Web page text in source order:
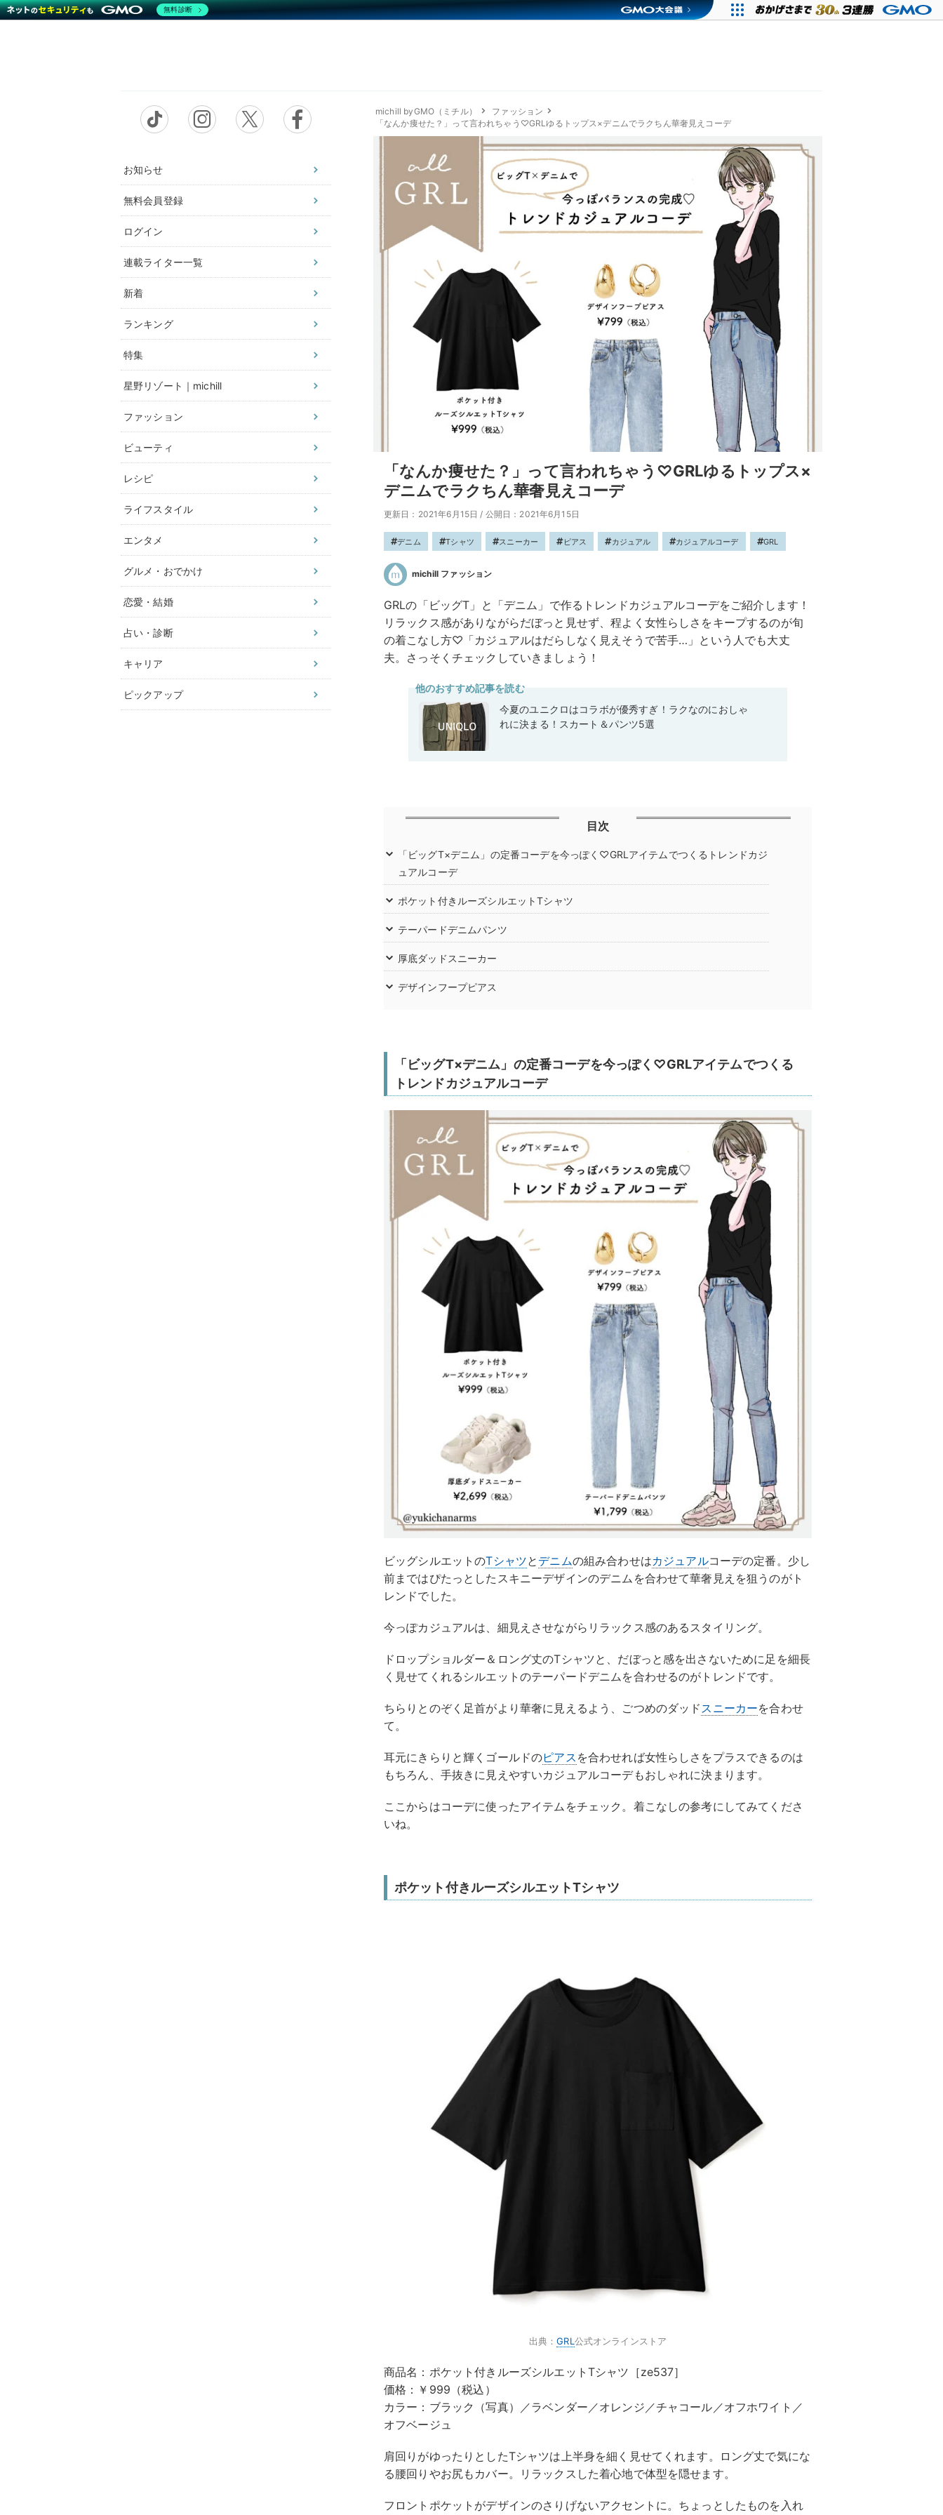
お知らせ
無料会員登録
ログイン
連載ライター一覧
新着
ランキング
特集
星野リゾート｜michill
ファッション
ビューティ
レシピ
ライフスタイル
エンタメ
グルメ・おでかけ
恋愛・結婚
占い・診断
キャリア
ピックアップ
michill byGMO（ミチル）
ファッション
「なんか痩せた？」って言われちゃう♡GRLゆるトップス×デニムでラクちん華奢見えコーデ
「なんか痩せた？」って言われちゃう♡GRLゆるトップス×
デニムでラクちん華奢見えコーデ
更新日：2021年6月15日 / 公開日：2021年6月15日
デニム Tシャツ スニーカー ピアス カジュアル カジュアルコーデ GRL
michill ファッション
GRLの「ビッグT」と「デニム」で作るトレンドカジュアルコーデをご紹介します！
リラックス感がありながらだぼっと見せず、程よく女性らしさをキープするのが旬
の着こなし方♡「カジュアルはだらしなく見えそうで苦手…」という人でも大丈
夫。さっそくチェックしていきましょう！
他のおすすめ記事を読む
今夏のユニクロはコラボが優秀すぎ！ラクなのにおしゃ
れに決まる！スカート＆パンツ5選
目次
「ビッグT×デニム」の定番コーデを今っぽく♡GRLアイテムでつくるトレンドカジ
ュアルコーデ
ポケット付きルーズシルエットTシャツ
テーパードデニムパンツ
厚底ダッドスニーカー
デザインフープピアス
「ビッグT×デニム」の定番コーデを今っぽく♡GRLアイテムでつくる
トレンドカジュアルコーデ
ビッグシルエットのTシャツと デニムの組み合わせはカジュアルコーデの定番。少し
前まではぴたっとしたスキニーデザインのデニムを合わせて華奢見えを狙うのがト
レンドでした。
今っぽカジュアルは、細見えさせながらリラックス感のあるスタイリング。
ドロップショルダー＆ロング丈のTシャツと、だぼっと感を出さないために足を細長
く見せてくれるシルエットのテーパードデニムを合わせるのがトレンドです。
ちらりとのぞく足首がより華奢に見えるよう、ごつめのダッドスニーカーを合わせ
て。
耳元にきらりと輝くゴールドのピアス を合わせれば女性らしさをプラスできるのは
もちろん、手抜きに見えやすいカジュアルコーデもおしゃれに決まります。
ここからはコーデに使ったアイテムをチェック。着こなしの参考にしてみてくださ
いね。
ポケット付きルーズシルエットTシャツ
出典：GRL 公式オンラインストア
商品名：ポケット付きルーズシルエットTシャツ［ze537］
価格：￥999（税込）
カラー：ブラック（写真）／ラベンダー／オレンジ／チャコール／オフホワイト／
オフベージュ
肩回りがゆったりとしたTシャツは上半身を細く見せてくれます。ロング丈で気にな
る腰回りやお尻もカバー。リラックスした着心地で体型を隠せます。
フロントポケットがデザインのさりげないアクセントに。ちょっとしたものを入れ
無料診断